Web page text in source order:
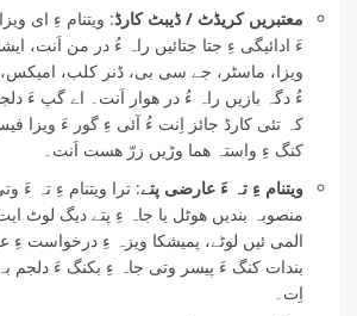
معتبریں کریڈٹ / ڈیبٹ کارڈ: ویتنام ءِ ای
ءَ ادائیگی ءِ جتا جتائیں راہ ءُ در من اَنت،
ویزا، ماسٹر، جے سی بی، ڈنر کلب، امیکس،
ءُ دگہ بازیں راہ ءُ در ھوار اَنت۔ اے گپ ءَ
کہ تئی کارڈ جائز اِنت ءُ آئی ءِ گور ءَ ویزا
کنگ ءِ واستہ ھما وڑیں زرّ ھست اَنت۔
ویتنام ءِ تہ ءَ عارضی پتے: ترا ویتنام ءِ تہ ءَ
منصوبہ بندیں ھوٹل یا جاہ ءِ پتے دیگ لوٹ
المی ئیں لوٹے، پمیشکا ویزہ ءِ درخواست ءِ
بندات کنگ ءَ پیسر وتی جاہ ءِ بکنگ ءَ دلجم
اِت۔